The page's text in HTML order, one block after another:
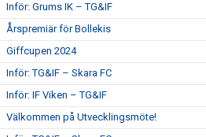
Inför: Grums IK – TG&IF
Årspremiär för Bollekis
Giffcupen 2024
Inför: TG&IF – Skara FC
Inför: IF Viken – TG&IF
Välkommen på Utvecklingsmöte!